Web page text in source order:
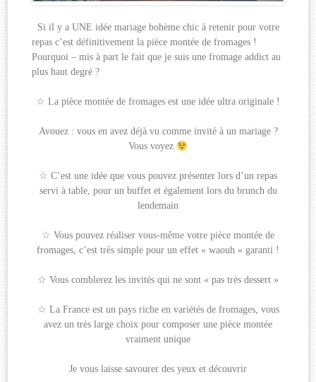
Si il y a UNE idée mariage bohème chic à retenir pour votre
repas c’est définitivement la pièce montée de fromages !
Pourquoi – mis à part le fait que je suis une fromage addict au
plus haut degré ?
☆ La pièce montée de fromages est une idée ultra originale !
Avouez : vous en avez déjà vu comme invité à un mariage ?
Vous voyez
☆ C’est une idée que vous pouvez présenter lors d’un repas
servi à table, pour un buffet et également lors du brunch du
lendemain
☆ Vous pouvez réaliser vous-même votre pièce montée de
fromages, c’est très simple pour un effet « waouh » garanti !
☆ Vous comblerez les invités qui ne sont « pas très dessert »
☆ La France est un pays riche en variétés de fromages, vous
avez un très large choix pour composer une pièce montée
vraiment unique
Je vous laisse savourer des yeux et découvrir